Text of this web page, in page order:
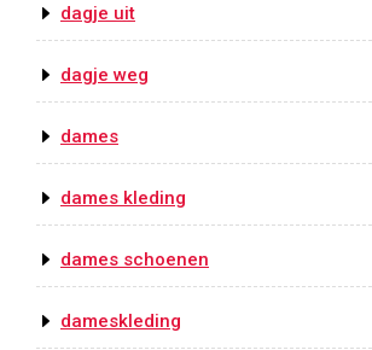
dagje uit
dagje weg
dames
dames kleding
dames schoenen
dameskleding